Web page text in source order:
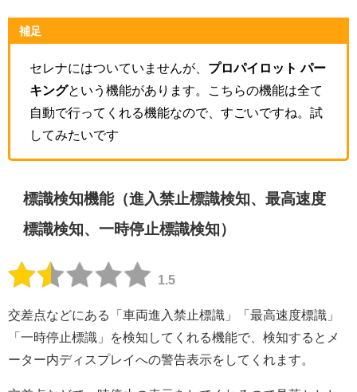
補足
セレナにはついていませんが、 プロパイロット パー
キングという機能があります。こちらの機能は全て
自動で行ってくれる機能なので、すごいですね。試
してみたいです
標識検知機能（進入禁止標識検知、最高速度
標識検知、一時停止標識検知）
1.5
交差点などにある「車両進入禁止標識」「最高速度標識」
「一時停止標識」を検知してくれる機能で、検知するとメ
ーター内ディスプレイへの警告表示をしてくれます。